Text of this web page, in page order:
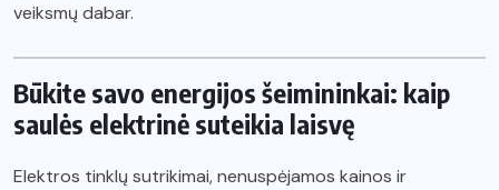
veiksmų dabar.
Būkite savo energijos šeimininkai: kaip
saulės elektrinė suteikia laisvę
Elektros tinklų sutrikimai, nenuspėjamos kainos ir